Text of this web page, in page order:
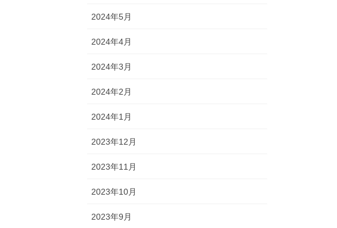
2024年5月
2024年4月
2024年3月
2024年2月
2024年1月
2023年12月
2023年11月
2023年10月
2023年9月